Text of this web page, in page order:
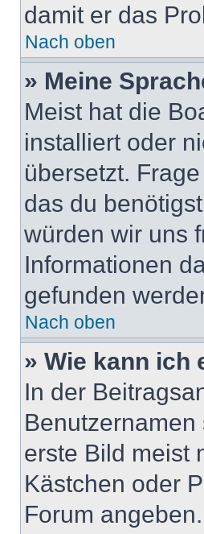
damit er das
Nach oben
» Meine
Meist hat die
installiert oder
übersetzt.
das du
würden wir uns
Informationen
gefunden
Nach oben
» Wie kann ich
In der
erste Bild meist
Kästchen oder
Forum